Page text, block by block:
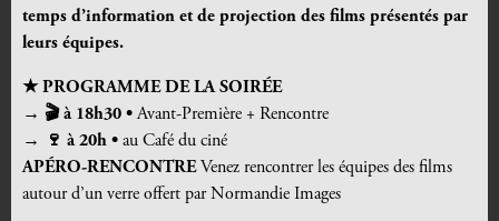
temps d’information et de projection des films présentés par
leurs équipes.
★ PROGRAMME DE LA SOIRÉE
→ 🎬 à 18h30 •Avant-Première + Rencontre
→ 🍷 à 20h • au Café du ciné
APÉRO-RENCONTREVenez rencontrer les équipes des films
autour d’un verre offert par Normandie Images